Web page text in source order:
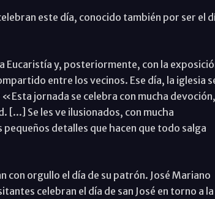
este día, conocido también por ser el
Eucaristía y, posteriormente, con la
entre los vecinos. Ese día, la iglesia
jornada se celebra con mucha devoción,
[...] Se les ve ilusionados, con mucha
detalles que hacen que todo salga
con orgullo el día de su patrón. José Mariano
celebran el día de san José en torno a la